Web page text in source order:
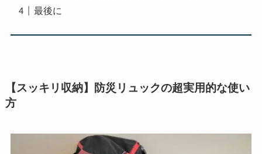
最後に
【スッキリ収納】防災リュックの超実用的な使い
方